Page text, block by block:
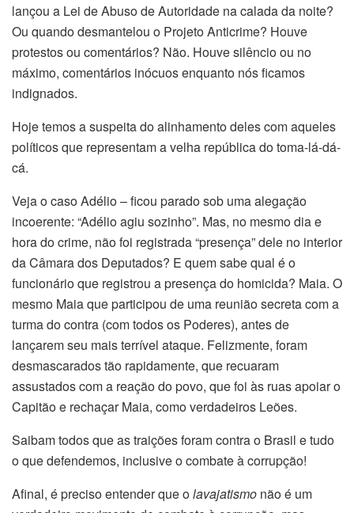
lançou a Lei de Abuso de Autoridade na calada da noite?
Ou quando desmantelou o Projeto Anticrime? Houve
protestos ou comentários? Não. Houve silêncio ou no
máximo, comentários inócuos enquanto nós ficamos
indignados.
Hoje temos a suspeita do alinhamento deles com aqueles
políticos que representam a velha república do toma-lá-dá-
cá.
Veja o caso Adélio – ficou parado sob uma alegação
incoerente: “Adélio agiu sozinho”. Mas, no mesmo dia e
hora do crime, não foi registrada “presença” dele no interior
da Câmara dos Deputados? E quem sabe qual é o
funcionário que registrou a presença do homicida? Maia. O
mesmo Maia que participou de uma reunião secreta com a
turma do contra (com todos os Poderes), antes de
lançarem seu mais terrível ataque. Felizmente, foram
desmascarados tão rapidamente, que recuaram
assustados com a reação do povo, que foi às ruas apoiar o
Capitão e rechaçar Maia, como verdadeiros Leões.
Saibam todos que as traições foram contra o Brasil e tudo
o que defendemos, inclusive o combate à corrupção!
Afinal, é preciso entender que olavajatismo não é um